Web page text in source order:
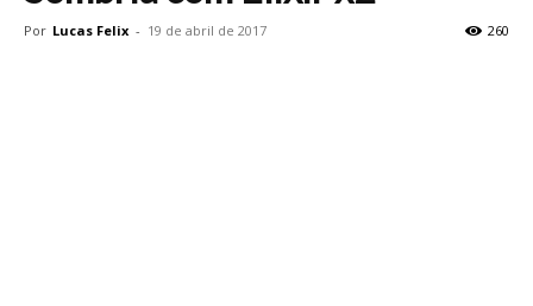
Por Lucas Felix - 19 de abril de 2017 260